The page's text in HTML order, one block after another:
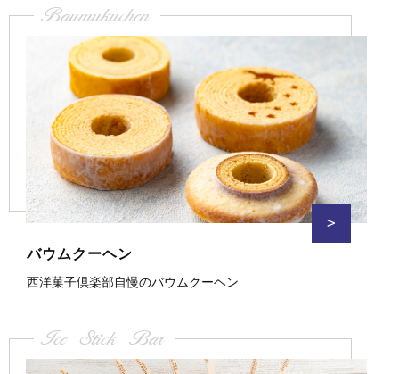
Baumukuchen
>
バウムクーヘン
西洋菓子倶楽部自慢のバウムクーヘン
Ice Stick Bar